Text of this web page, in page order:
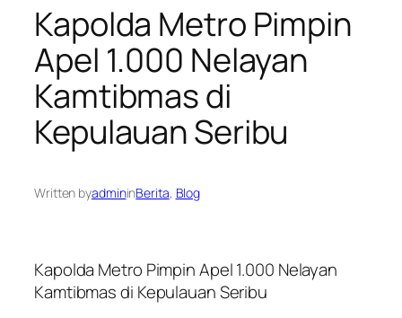
Kapolda Metro Pimpin
Apel 1.000 Nelayan
Kamtibmas di
Kepulauan Seribu
Written byadmininBerita, Blog
Kapolda Metro Pimpin Apel 1.000 Nelayan
Kamtibmas di Kepulauan Seribu